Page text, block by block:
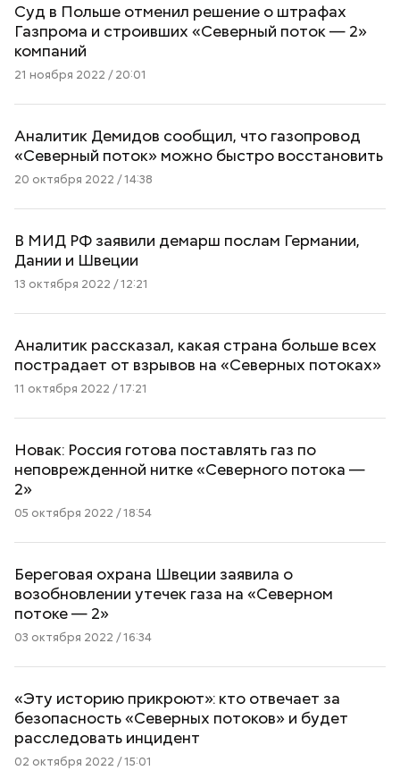
Суд в Польше отменил решение о штрафах
Газпрома и строивших «Северный поток — 2»
компаний
21 ноября 2022 / 20:01
Аналитик Демидов сообщил, что газопровод
«Северный поток» можно быстро восстановить
20 октября 2022 / 14:38
В МИД РФ заявили демарш послам Германии,
Дании и Швеции
13 октября 2022 / 12:21
Аналитик рассказал, какая страна больше всех
пострадает от взрывов на «Северных потоках»
11 октября 2022 / 17:21
Новак: Россия готова поставлять газ по
неповрежденной нитке «Северного потока —
2»
05 октября 2022 / 18:54
Береговая охрана Швеции заявила о
возобновлении утечек газа на «Северном
потоке — 2»
03 октября 2022 / 16:34
«Эту историю прикроют»: кто отвечает за
безопасность «Северных потоков» и будет
расследовать инцидент
02 октября 2022 / 15:01